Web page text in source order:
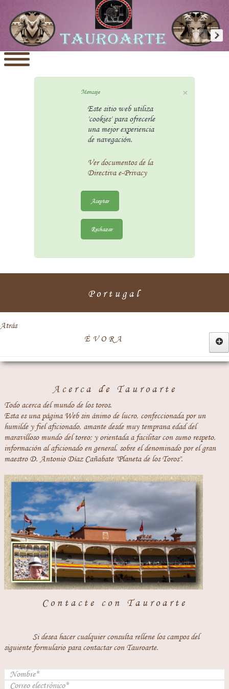
×
Mensaje
Este sitio web utiliza
'cookies' para ofrecerle
una mejor experiencia
de navegación.
Ver documentos de la
Directiva e-Privacy
Aceptar
Rechazar
Portugal
Atrás
ÉVORA
Acerca de Tauroarte
Todo acerca del mundo de los toros.
Esta es una página Web sin ánimo de lucro, confeccionada por un
humilde y fiel aficionado, amante desde muy temprana edad del
maravilloso mundo del toreo; y orientada a facilitar con sumo respeto,
información al aficionado en general, sobre el denominado por el gran
maestro D. Antonio Díaz Cañabate "Planeta de los Toros".
Contacte con Tauroarte
Si desea hacer cualquier consulta rellene los campos del
siguiente formulario para contactar con Tauroarte.